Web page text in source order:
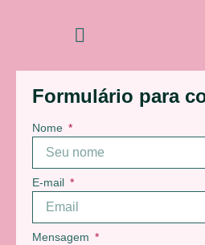
Formulário para
Nome
E-mail
Mensagem